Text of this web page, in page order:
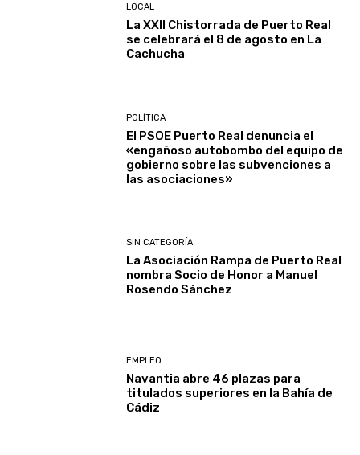
LOCAL
La XXII Chistorrada de Puerto Real
se celebrará el 8 de agosto en La
Cachucha
POLÍTICA
El PSOE Puerto Real denuncia el
«engañoso autobombo del equipo de
gobierno sobre las subvenciones a
las asociaciones»
SIN CATEGORÍA
La Asociación Rampa de Puerto Real
nombra Socio de Honor a Manuel
Rosendo Sánchez
EMPLEO
Navantia abre 46 plazas para
titulados superiores en la Bahía de
Cádiz